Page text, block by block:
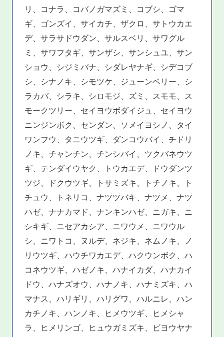
リ、コナラ、コバノガマズミ、コブシ、ゴマ
ギ、ゴンズイ、サイカチ、ザクロ、サトウカエ
デ、サラサドウダン、サルスベリ、サワグル
ミ、サワフタギ、サンザシ、サンシュユ、サン
ショウ、シジミバナ、シダレヤナギ、シデコブ
シ、シナノキ、シモツケ、ジューンベリー、シ
ラカバ、シラキ、シロモジ、ズミ、スモモ、ス
モークツリー、セイヨウボダイジュ、セイヨウ
ニンジンボク、センダン、ソメイヨシノ、タイ
ワンフウ、タニウツギ、ダンコウバイ、チドリ
ノキ、チャンチン、チンシバイ、ツクバネウツ
ギ、テンダイウヤク、トウカエデ、ドウダンツ
ツジ、ドクウツギ、トサミズキ、トチノキ、ト
チュウ、トネリコ、ナツツバキ、ナツメ、ナツ
ハゼ、ナナカマド、ナンキンハゼ、ニガキ、ニ
シキギ、ニセアカシア、ニワウメ、ニワウル
シ、ニワトコ、ヌルデ、ネジキ、ネムノキ、ノ
リウツギ、ハウチワカエデ、ハクウンボク、ハ
コネウツギ、ハゼノキ、ハナイカダ、ハナカイ
ドウ、ハナズオウ、ハナノキ、ハナミズキ、ハ
マナス、ハリギリ、ハリグワ、ハルニレ、ハン
カチノキ、ハンノキ、ヒメウツギ、ヒメシャ
ラ、ヒメリンゴ、ヒュウガミズキ、ビヨウヤナ